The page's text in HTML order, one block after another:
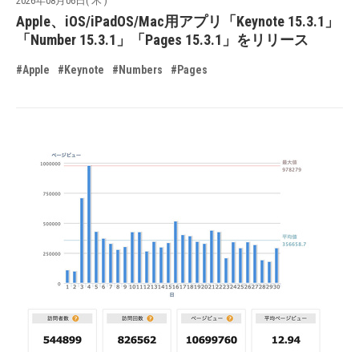
Apple、iOS/iPadOS/Mac用アプリ「Keynote 15.3.1」
「Number 15.3.1」「Pages 15.3.1」をリリース
#Apple #Keynote #Numbers #Pages